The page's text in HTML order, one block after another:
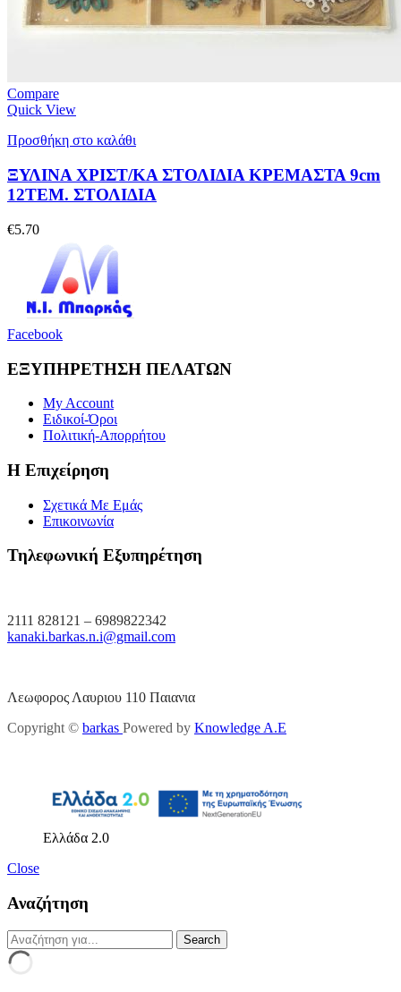
Compare
Quick View
Προσθήκη στο καλάθι
ΞΥΛΙΝΑ ΧΡΙΣΤ/ΚΑ ΣΤΟΛΙΔΙΑ ΚΡΕΜΑΣΤΑ 9cm
12ΤΕΜ. ΣΤΟΛΙΔΙΑ
€5.70
Facebook
ΕΞΥΠΗΡΕΤΗΣΗ ΠΕΛΑΤΩΝ
My Account
Ειδικοί-Όροι
Πολιτική-Απορρήτου
Η Επιχείρηση
Σχετικά Με Εμάς
Επικοινωνία
Τηλεφωνική Εξυπηρέτηση
2111 828121 – 6989822342
kanaki.barkas.n.i@gmail.com
Λεωφορος Λαυριου 110 Παιανια
Copyright © barkas Powered by Knowledge A.E
Ελλάδα 2.0
Close
Αναζήτηση